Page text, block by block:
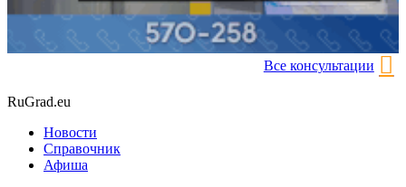
Все консультации
RuGrad.eu
Новости
Справочник
Афиша